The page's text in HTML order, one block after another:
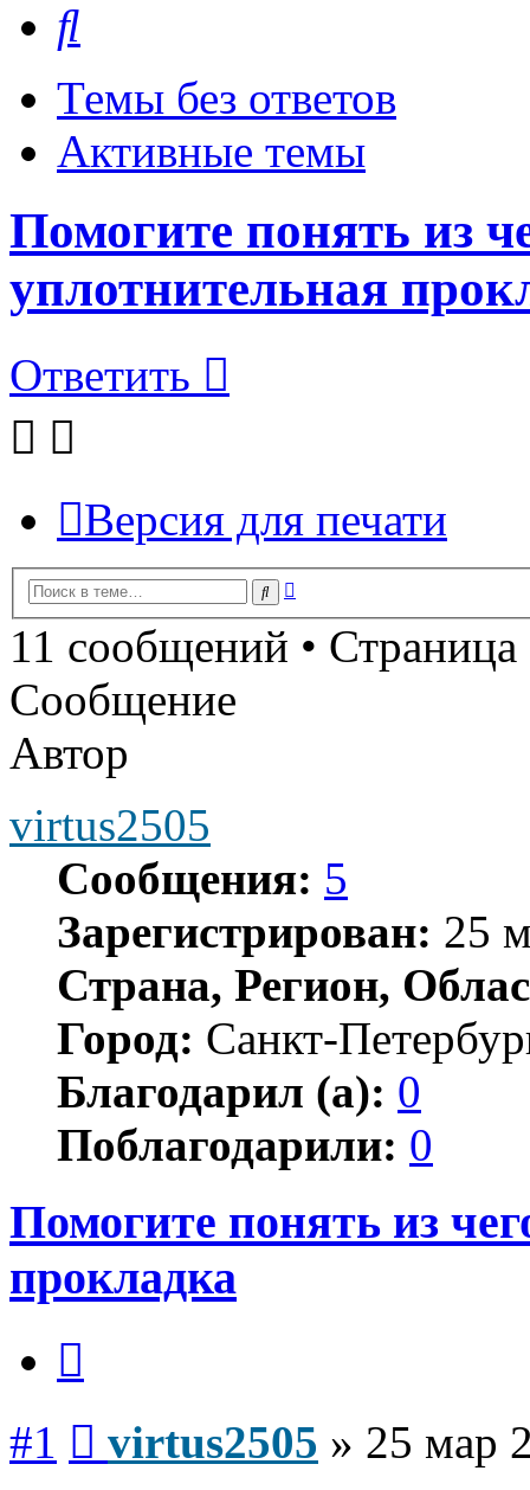
Темы без ответов
Активные темы
Помогите понять из
уплотнительная
Ответить
Версия для печати
Поиск
11 сообщений • Страница
Сообщение
Автор
virtus2505
Сообщения: 5
Зарегистрирован: 25
Страна, Регион,
Город: Санкт-
Благодарил (а): 0
Поблагодарили: 0
Помогите понять из
прокладка
#1 virtus2505 » 25 мар